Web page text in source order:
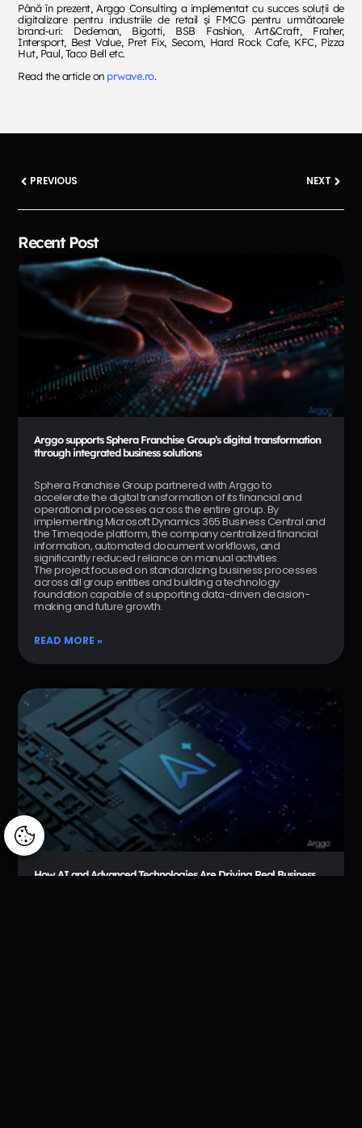
Până în prezent, Arggo Consulting a implementat cu succes soluții de
digitalizare pentru industriile de retail și FMCG pentru următoarele
brand-uri: Dedeman, Bigotti, BSB Fashion, Art&Craft, Fraher,
Intersport, Best Value, Pret Fix, Secom, Hard Rock Cafe, KFC, Pizza
Hut, Paul, Taco Bell etc.
Read the article on prwave.ro.
PREVIOUS NEXT
Recent Post
Arggo supports Sphera Franchise Group’s digital transformation
through integrated business solutions
Sphera Franchise Group partnered with Arggo to
accelerate the digital transformation of its financial and
operational processes across the entire group. By
implementing Microsoft Dynamics 365 Business Central and
the Timeqode platform, the company centralized financial
information, automated document workflows, and
significantly reduced reliance on manual activities.
The project focused on standardizing business processes
across all group entities and building a technology
foundation capable of supporting data-driven decision-
making and future growth.
READ MORE »
How AI and Advanced Technologies Are Driving Real Business
Manage consent